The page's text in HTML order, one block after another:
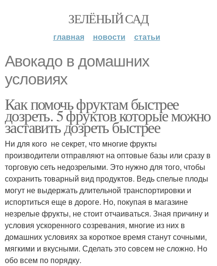
ЗЕЛЁНЫЙ САД
главная новости статьи
Авокадо в домашних
условиях
Как помочь фруктам быстрее
дозреть. 5 фруктов которые можно
заставить дозреть быстрее
Ни для кого не секрет, что многие фрукты
производители отправляют на оптовые базы или сразу в
торговую сеть недозрелыми. Это нужно для того, чтобы
сохранить товарный вид продуктов. Ведь спелые плоды
могут не выдержать длительной транспортировки и
испортиться еще в дороге. Но, покупая в магазине
незрелые фрукты, не стоит отчаиваться. Зная причину и
условия ускоренного созревания, многие из них в
домашних условиях за короткое время станут сочными,
мягкими и вкусными. Сделать это совсем не сложно. Но
обо всем по порядку.